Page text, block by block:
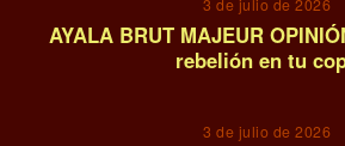
3 de julio de 2026
AYALA BRUT MAJEUR
rebelión en tu
3 de julio de 2026